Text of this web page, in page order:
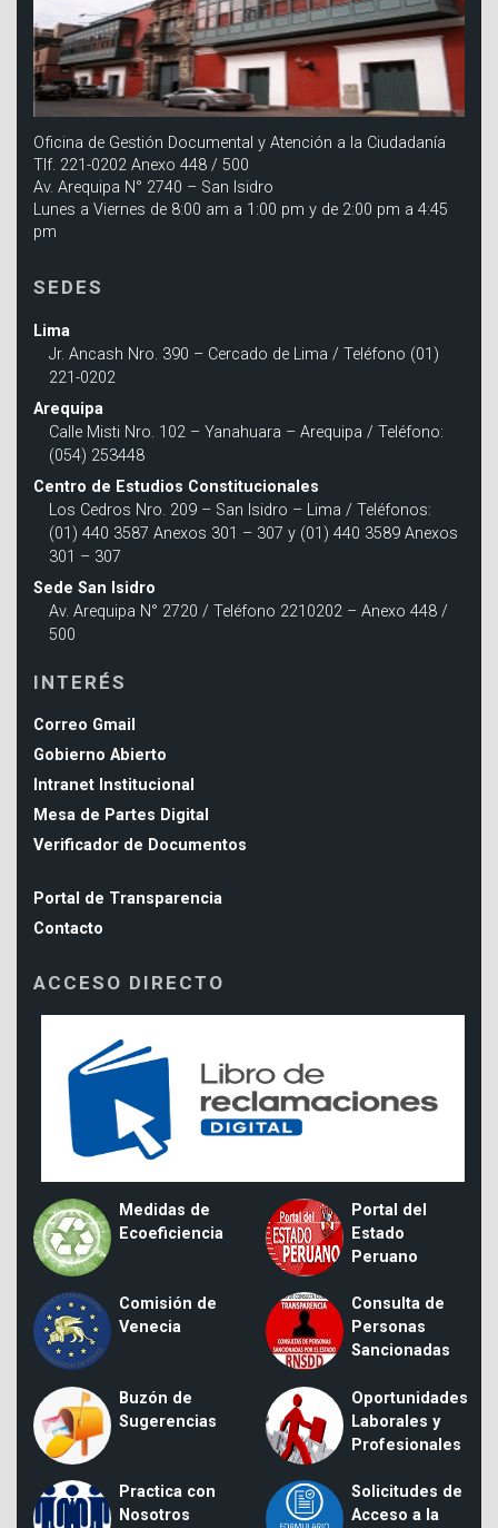
Oficina de Gestión Documental y Atención a la Ciudadanía
Tlf. 221-0202 Anexo 448 / 500
Av. Arequipa N° 2740 – San Isidro
Lunes a Viernes de 8:00 am a 1:00 pm y de 2:00 pm a 4:45
pm
SEDES
Lima
Jr. Ancash Nro. 390 – Cercado de Lima / Teléfono (01)
221-0202
Arequipa
Calle Misti Nro. 102 – Yanahuara – Arequipa / Teléfono:
(054) 253448
Centro de Estudios Constitucionales
Los Cedros Nro. 209 – San Isidro – Lima / Teléfonos:
(01) 440 3587 Anexos 301 – 307 y (01) 440 3589 Anexos
301 – 307
Sede San Isidro
Av. Arequipa N° 2720 / Teléfono 2210202 – Anexo 448 /
500
INTERÉS
Correo Gmail
Gobierno Abierto
Intranet Institucional
Mesa de Partes Digital
Verificador de Documentos
Portal de Transparencia
Contacto
ACCESO DIRECTO
Medidas de
Ecoeficiencia
Portal del
Estado
Peruano
Comisión de
Venecia
Consulta de
Personas
Sancionadas
Buzón de
Sugerencias
Oportunidades
Laborales y
Profesionales
Practica con
Nosotros
Solicitudes de
Acceso a la